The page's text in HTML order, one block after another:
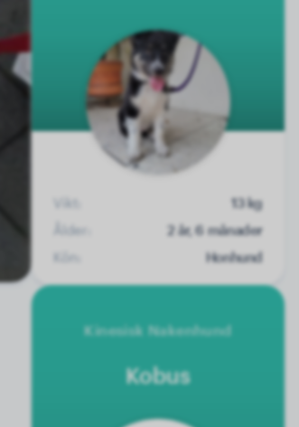
Vikt:
13 kg
Ålder:
2 år, 6 månader
Kön:
Honhund
Kinesisk Nakenhund
Kobus